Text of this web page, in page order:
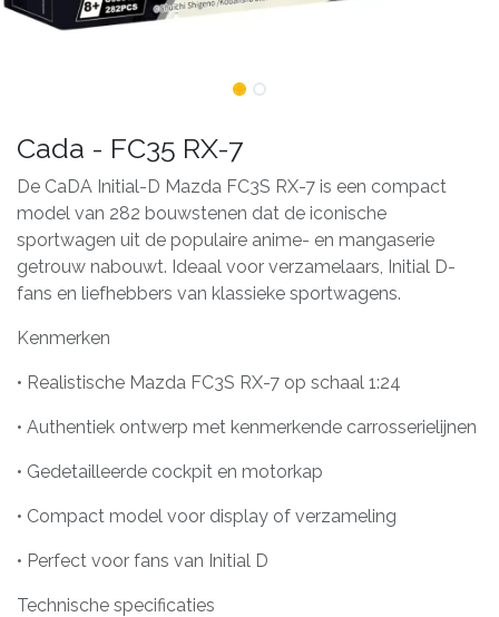
Cada - FC35 RX-7
De CaDA Initial-D Mazda FC3S RX-7 is een compact
model van 282 bouwstenen dat de iconische
sportwagen uit de populaire anime- en mangaserie
getrouw nabouwt. Ideaal voor verzamelaars, Initial D-
fans en liefhebbers van klassieke sportwagens.
Kenmerken
• Realistische Mazda FC3S RX-7 op schaal 1:24
• Authentiek ontwerp met kenmerkende carrosserielijnen
• Gedetailleerde cockpit en motorkap
• Compact model voor display of verzameling
• Perfect voor fans van Initial D
Technische specificaties